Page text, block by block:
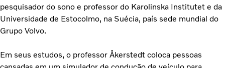
pesquisador do sono e professor do Karolinska Institutet e da
Universidade de Estocolmo, na Suécia, país sede mundial do
Grupo Volvo.
Em seus estudos, o professor Åkerstedt coloca pessoas